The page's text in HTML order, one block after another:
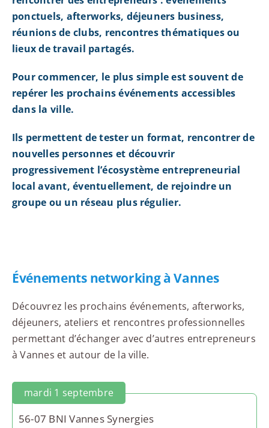
ponctuels, afterworks, déjeuners business,
réunions de clubs, rencontres thématiques ou
lieux de travail partagés.
Pour commencer, le plus simple est souvent de
repérer les prochains événements accessibles
dans la ville.
Ils permettent de tester un format, rencontrer de
nouvelles personnes et découvrir
progressivement l’écosystème entrepreneurial
local avant, éventuellement, de rejoindre un
groupe ou un réseau plus régulier.
Événements networking à Vannes
Découvrez les prochains événements, afterworks,
déjeuners, ateliers et rencontres professionnelles
permettant d’échanger avec d’autres entrepreneurs
à Vannes et autour de la ville.
mardi 1 septembre
56-07 BNI Vannes Synergies